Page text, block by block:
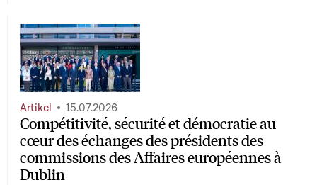
Compétitivité, sécurité et démocratie au
cœur des échanges des présidents des
commissions des Affaires européennes à
Dublin
Artikel 15.07.2026